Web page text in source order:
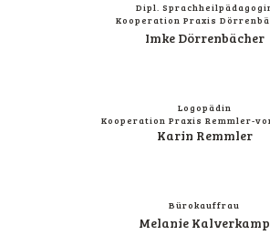
Dipl.
Koope­ra­ti­on Pra­xis
Imke Dör­ren­bä­cher
Logo­pä­din
Koope­ra­ti­on Pra­xis Remmler-
Karin Remm­ler
Büro­kauf­frau
Mela­nie Kalverkamp